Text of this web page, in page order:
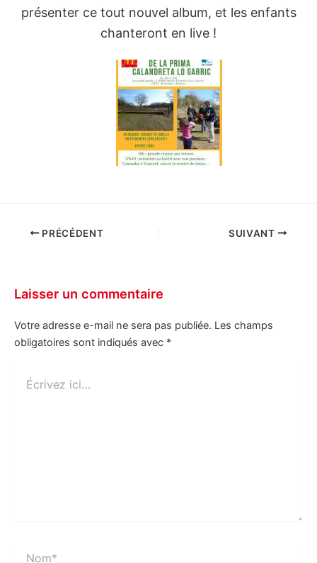
présenter ce tout nouvel album, et les enfants
chanteront en live !
PRÉCÉDENT SUIVANT
Laisser un commentaire
Votre adresse e-mail ne sera pas publiée. Les champs
obligatoires sont indiqués avec *
ici…